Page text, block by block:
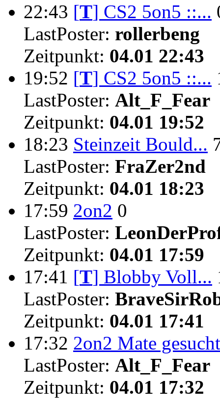
22:43 [T] CS2 5on5 ::...
LastPoster: rollerbeng
Zeitpunkt: 04.01 22:43
19:52 [T] CS2 5on5 ::...
LastPoster: Alt_F_Fear
Zeitpunkt: 04.01 19:52
18:23 Steinzeit Bould...
LastPoster: FraZer2nd
Zeitpunkt: 04.01 18:23
17:59 2on2 0
LastPoster:
Zeitpunkt: 04.01 17:59
17:41 [T] Blobby Voll...
LastPoster:
Zeitpunkt: 04.01 17:41
17:32 2on2 Mate gesucht
LastPoster: Alt_F_Fear
Zeitpunkt: 04.01 17:32